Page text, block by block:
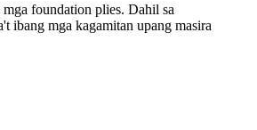
foundation plies. Dahil sa
ibang mga kagamitan upang masira